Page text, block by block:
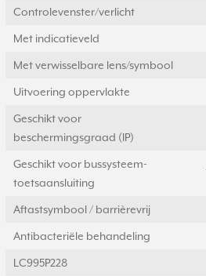
Controlevenster/verlicht
Met indicatieveld
Met verwisselbare lens/symbool
Uitvoering oppervlakte
Geschikt voor
beschermingsgraad (IP)
Geschikt voor bussysteem-
toetsaansluiting
Aftastsymbool / barrièrevrij
Antibacteriële behandeling
LC995P228